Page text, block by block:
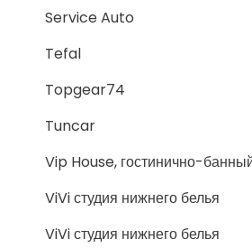
Service Auto
Tefal
Topgear74
Tuncar
Vip House, гостинично-
ViVi студия нижнего белья
ViVi студия нижнего белья